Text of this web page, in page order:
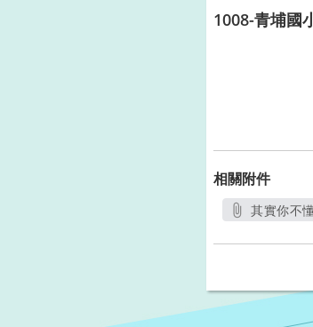
1008-青埔國
相關附件
其實你不